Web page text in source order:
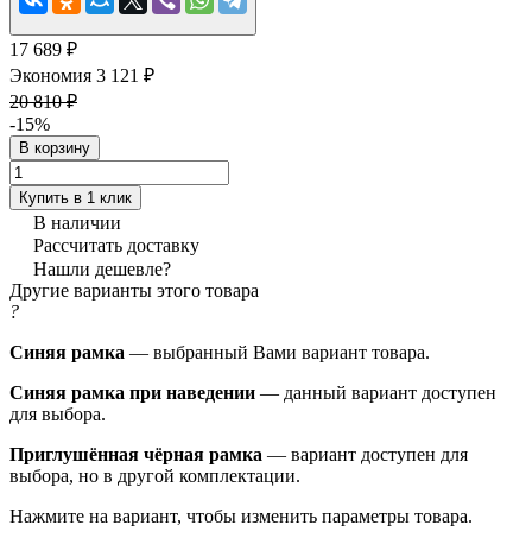
17 689 ₽
Экономия 3 121 ₽
20 810 ₽
-15%
В корзину
Купить в 1 клик
В наличии
Рассчитать доставку
Нашли дешевле?
Другие варианты этого товара
?
Синяя рамка — выбранный Вами вариант товара.
Синяя рамка при наведении — данный вариант доступен
для выбора.
Приглушённая чёрная рамка — вариант доступен для
выбора, но в другой комплектации.
Нажмите на вариант, чтобы изменить параметры товара.